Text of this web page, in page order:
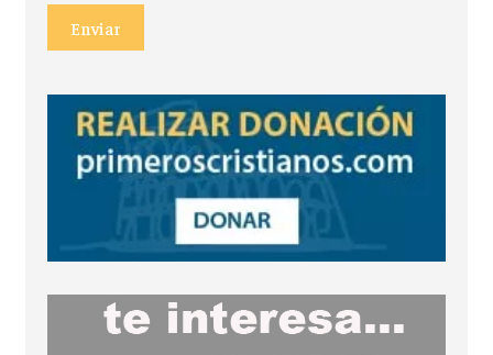
Enviar